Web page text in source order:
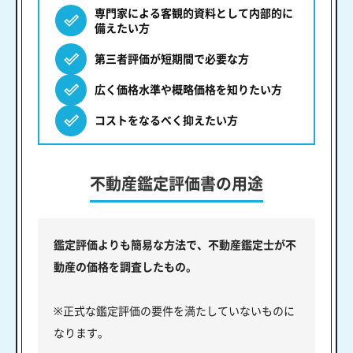
専門家による客観的資料として内部的に
備えたい方
第三者評価が短期間で必要な方
広く価格水準や概略価格を知りたい方
コストをなるべく抑えたい方
不動産鑑定評価書の用途
鑑定評価よりも簡易な方法で、不動産鑑定士が不
動産の価格を調査したもの。
※正式な鑑定評価の要件を満たしていないものに
なります。